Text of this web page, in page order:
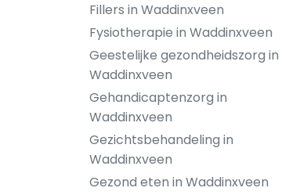
Fillers in Waddinxveen
Fysiotherapie in Waddinxveen
Geestelijke gezondheidszorg in
Waddinxveen
Gehandicaptenzorg in
Waddinxveen
Gezichtsbehandeling in
Waddinxveen
Gezond eten in Waddinxveen